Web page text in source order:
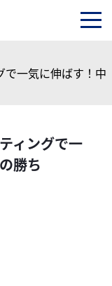
で一気に伸ばす！中
ィングで一
勝ち